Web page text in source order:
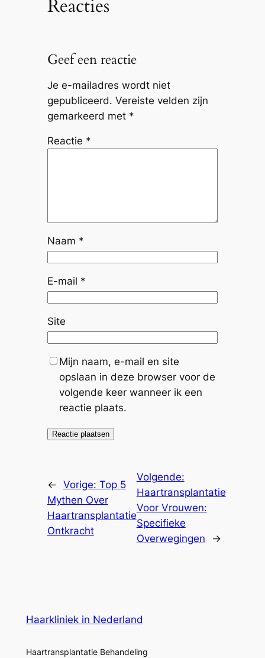
Reacties
Geef een reactie
Je e-mailadres wordt niet
gepubliceerd. Vereiste velden zijn
gemarkeerd met *
Reactie *
Naam *
E-mail *
Site
Mijn naam, e-mail en site
opslaan in deze browser voor de
volgende keer wanneer ik een
reactie plaats.
← Vorige: Top 5
Mythen Over
Haartransplantatie
Ontkracht
Volgende:
Haartransplantatie
Voor Vrouwen:
Specifieke
Overwegingen
→
Haarkliniek in Nederland
Haartransplantatie Behandeling